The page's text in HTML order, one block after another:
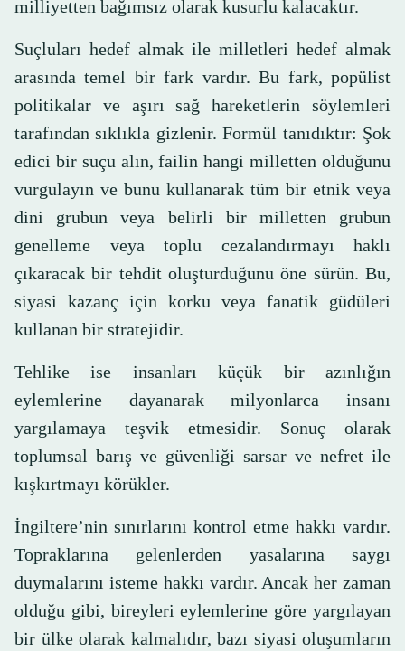
milliyetten bağımsız olarak kusurlu kalacaktır.
Suçluları hedef almak ile milletleri hedef almak
arasında temel bir fark vardır. Bu fark, popülist
politikalar ve aşırı sağ hareketlerin söylemleri
tarafından sıklıkla gizlenir. Formül tanıdıktır: Şok
edici bir suçu alın, failin hangi milletten olduğunu
vurgulayın ve bunu kullanarak tüm bir etnik veya
dini grubun veya belirli bir milletten grubun
genelleme veya toplu cezalandırmayı haklı
çıkaracak bir tehdit oluşturduğunu öne sürün. Bu,
siyasi kazanç için korku veya fanatik güdüleri
kullanan bir stratejidir.
Tehlike ise insanları küçük bir azınlığın
eylemlerine dayanarak milyonlarca insanı
yargılamaya teşvik etmesidir. Sonuç olarak
toplumsal barış ve güvenliği sarsar ve nefret ile
kışkırtmayı körükler.
İngiltere’nin sınırlarını kontrol etme hakkı vardır.
Topraklarına gelenlerden yasalarına saygı
duymalarını isteme hakkı vardır. Ancak her zaman
olduğu gibi, bireyleri eylemlerine göre yargılayan
bir ülke olarak kalmalıdır, bazı siyasi oluşumların